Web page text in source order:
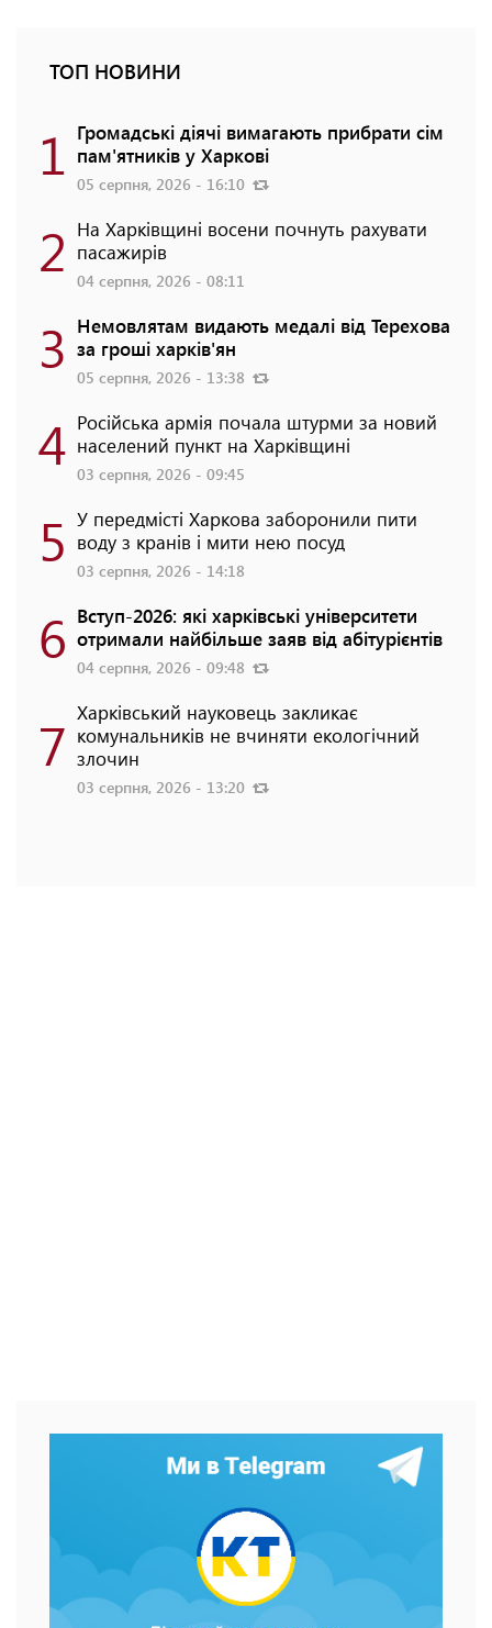
ТОП НОВИНИ
1 Громадські діячі вимагають прибрати сім
пам'ятників у Харкові
05 серпня, 2026 - 16:10
2 На Харківщині восени почнуть рахувати
пасажирів
04 серпня, 2026 - 08:11
3 Немовлятам видають медалі від Терехова
за гроші харків'ян
05 серпня, 2026 - 13:38
4 Російська армія почала штурми за новий
населений пункт на Харківщині
03 серпня, 2026 - 09:45
5 У передмісті Харкова заборонили пити
воду з кранів і мити нею посуд
03 серпня, 2026 - 14:18
6 Вступ-2026: які харківські університети
отримали найбільше заяв від абітурієнтів
04 серпня, 2026 - 09:48
7 Харківський науковець закликає
комунальників не вчиняти екологічний
злочин
03 серпня, 2026 - 13:20